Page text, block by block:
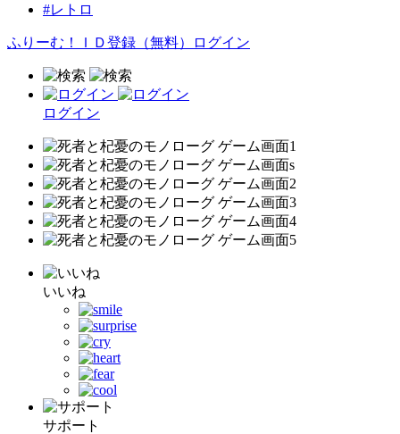
#レトロ
ふりーむ！ＩＤ登録（無料） ログイン
ログイン
いいね
サポート